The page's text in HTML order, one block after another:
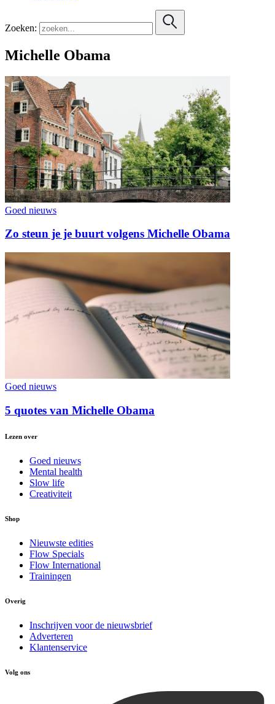
Zoeken:
Michelle Obama
Goed nieuws
Zo steun je je buurt volgens Michelle Obama
Goed nieuws
5 quotes van Michelle Obama
Lezen over
Goed nieuws
Mental health
Slow life
Creativiteit
Shop
Nieuwste edities
Flow Specials
Flow International
Trainingen
Overig
Inschrijven voor de nieuwsbrief
Adverteren
Klantenservice
Volg ons